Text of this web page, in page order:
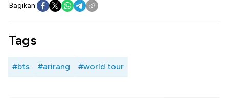
Bagikan:
Tags
#bts #arirang #world tour